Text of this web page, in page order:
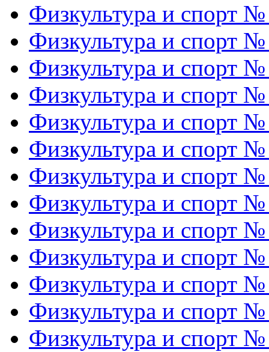
Физкультура и спорт
Физкультура и спорт
Физкультура и спорт
Физкультура и спорт
Физкультура и спорт
Физкультура и спорт
Физкультура и спорт
Физкультура и спорт
Физкультура и спорт
Физкультура и спорт
Физкультура и спорт
Физкультура и спорт
Физкультура и спорт